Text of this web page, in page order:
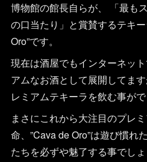
博物館の館長自らが、 「最も
の口当たり」と賞賛するテキ
Oro”です。
現在は酒屋でもインターネッ
アムなお酒として展開してま
レミアムテキーラを飲む事がで
まさにこれから大注目のプレ
命、”Cava de Oro”は遊び慣れ
たちを必ずや魅了する事でしょ